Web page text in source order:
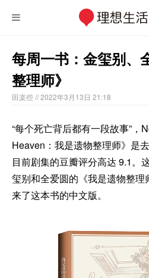
每周一书：金玺别、
整理师》
田楽些// 2022年3月13日 21:18
“每个死亡背后都有一段故事”，
Heaven：我是遗物整理师》是
目前剧集的豆瓣评分高达 9.1。
玺别和全爱圆的《我是遗物整
来了这本书的中文版。